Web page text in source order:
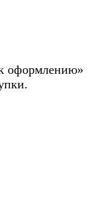
оформлению»
покупки.